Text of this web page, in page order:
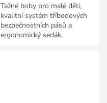
Tažné boby pro malé děti,
kvalitní systém tříbodových
bezpečnostních pásů a
ergonomický sedák.